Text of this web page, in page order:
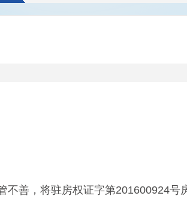
善，将驻房权证字第201600924号